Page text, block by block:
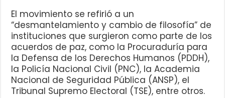
El movimiento se refirió a un
“desmantelamiento y cambio de filosofía” de
instituciones que surgieron como parte de los
acuerdos de paz, como la Procuraduría para
la Defensa de los Derechos Humanos (PDDH),
la Policía Nacional Civil (PNC), la Academia
Nacional de Seguridad Pública (ANSP), el
Tribunal Supremo Electoral (TSE), entre otros.